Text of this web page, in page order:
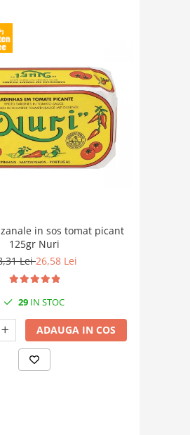
in sos tomat picant
125gr Nuri
Lei26,58 Lei
29 IN STOC
ADAUGA IN COS